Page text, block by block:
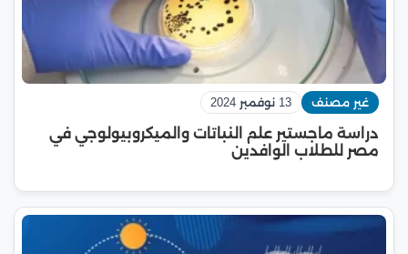
غير مصنف 13 نوفمبر 2024
دراسة ماجستير علم النباتات والميكروبيولوجي في
مصر للطلاب الوافدين